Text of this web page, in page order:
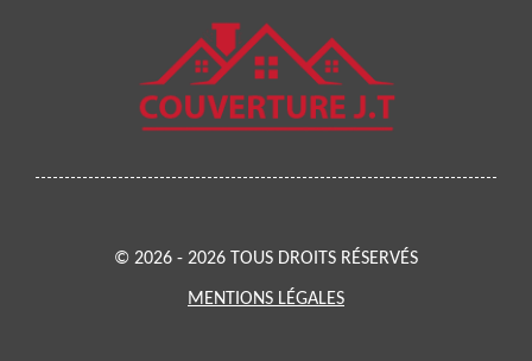
© 2026 - 2026 TOUS DROITS RÉSERVÉS
MENTIONS LÉGALES